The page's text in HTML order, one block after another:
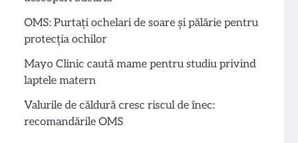
OMS: Purtați ochelari de soare și pălărie pentru
protecția ochilor
Mayo Clinic caută mame pentru studiu privind
laptele matern
Valurile de căldură cresc riscul de înec:
recomandările OMS